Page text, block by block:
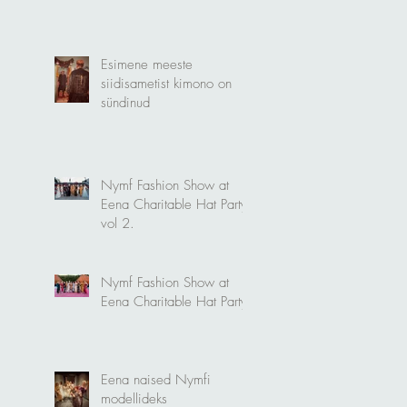
Esimene meeste
siidisametist kimono on
sündinud
Nymf Fashion Show at
Eena Charitable Hat Party
vol 2.
Nymf Fashion Show at
Eena Charitable Hat Party.
Eena naised Nymfi
modellideks